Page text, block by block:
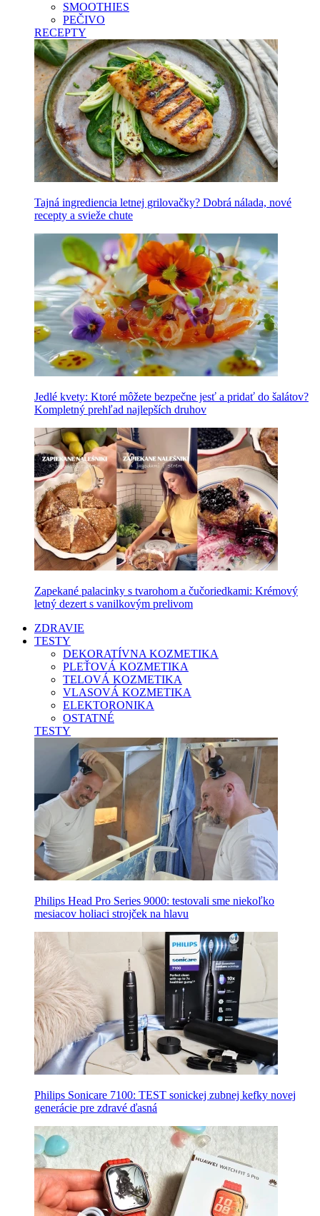
SMOOTHIES
PEČIVO
RECEPTY
Tajná ingrediencia letnej grilovačky? Dobrá nálada, nové
recepty a svieže chute
Jedlé kvety: Ktoré môžete bezpečne jesť a pridať do šalátov?
Kompletný prehľad najlepších druhov
Zapekané palacinky s tvarohom a čučoriedkami: Krémový
letný dezert s vanilkovým prelivom
ZDRAVIE
TESTY
DEKORATÍVNA KOZMETIKA
PLEŤOVÁ KOZMETIKA
TELOVÁ KOZMETIKA
VLASOVÁ KOZMETIKA
ELEKTORONIKA
OSTATNÉ
TESTY
Philips Head Pro Series 9000: testovali sme niekoľko
mesiacov holiaci strojček na hlavu
Philips Sonicare 7100: TEST sonickej zubnej kefky novej
generácie pre zdravé ďasná